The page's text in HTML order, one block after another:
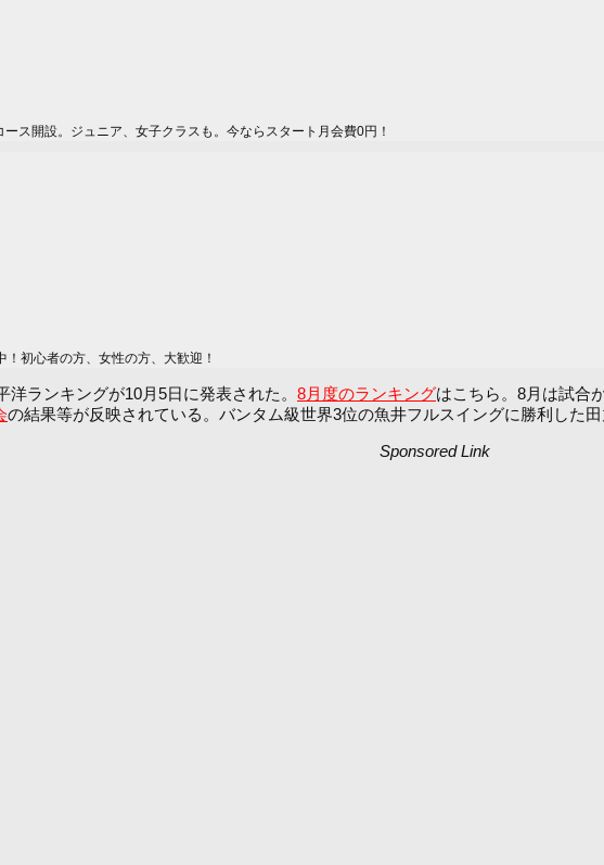
ス開設。ジュニア、女子クラスも。今ならスタート月会費0円！
初心者の方、女性の方、大歓迎！
ランキングが10月5日に発表された。 8月度のランキングはこちら。8月は試合
の結果等が反映されている。バンタム級世界3位の魚井フルスイングに勝利した
Sponsored Link